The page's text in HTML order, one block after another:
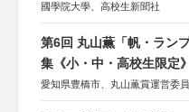
國學院大學、高校生新聞社
第6回 丸山薫「帆・ラン
集《小・中・高校生限定》
愛知県豊橋市、丸山薫賞運営委